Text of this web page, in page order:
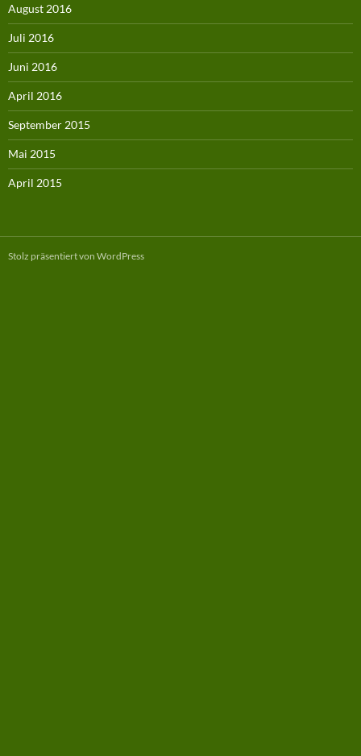
August 2016
Juli 2016
Juni 2016
April 2016
September 2015
Mai 2015
April 2015
Stolz präsentiert von WordPress